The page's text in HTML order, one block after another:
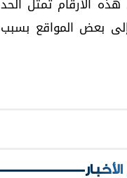
الأرقام تمثل الحد
بعض المواقع بسبب